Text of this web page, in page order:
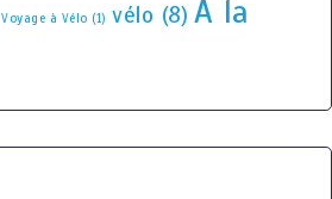
Voyage à Vélo (1) vélo (8) À la